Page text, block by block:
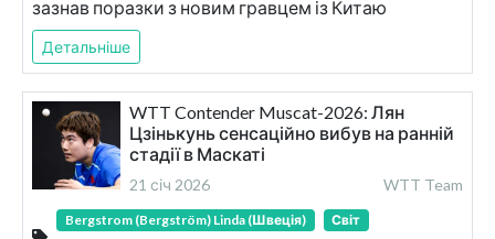
зазнав поразки з новим гравцем із Китаю
Детальніше
WTT Contender Muscat-2026: Лян
Цзінькунь сенсаційно вибув на ранній
стадії в Маскаті
21 січ 2026 WTT Team
Bergstrom (Bergström) Linda (Швеція)
Світ